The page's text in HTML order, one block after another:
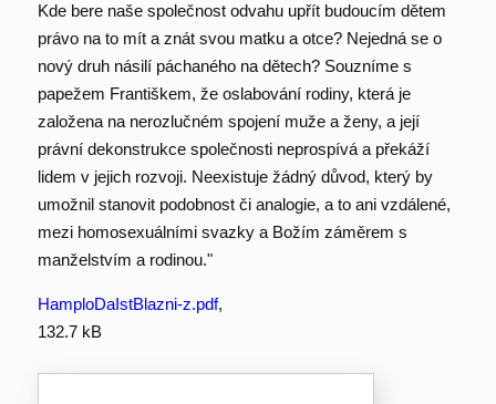
Kde bere naše společnost odvahu upřít budoucím dětem
právo na to mít a znát svou matku a otce? Nejedná se o
nový druh násilí páchaného na dětech? Souzníme s
papežem Františkem, že oslabování rodiny, která je
založena na nerozlučném spojení muže a ženy, a její
právní dekonstrukce společnosti neprospívá a překáží
lidem v jejich rozvoji. Neexistuje žádný důvod, který by
umožnil stanovit podobnost či analogie, a to ani vzdálené,
mezi homosexuálními svazky a Božím záměrem s
manželstvím a rodinou."
HamploDaIstBlazni-z.pdf,
132.7 kB